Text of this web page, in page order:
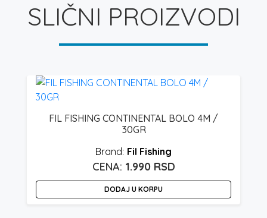
SLIČNI PROIZVODI
FIL FISHING CONTINENTAL BOLO 4M /
30GR
Fil Fishing
1.990 RSD
DODAJ U KORPU